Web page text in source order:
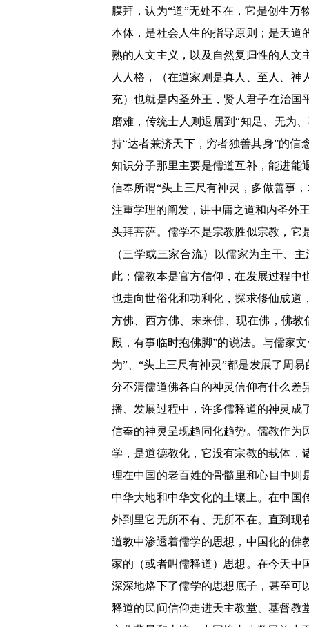
膜拜，认为“道”无处不在，它是创生
本体，是社会人生的指导原则；是天道
熟的人文主义，以及自然复归性的人文
人人格，（在道家则是真人、至人、
充）也就是内圣外王，贤人君子在治国
磨难，传统士人则退居到“知足、无为
持“达者兼济天下，穷者独善其身”的
知识分子那里主要是儒道互补，能进能
信奉所谓“头上三尺有神灵，多做善事
注重学理的阐发，讲中庸之道和内圣外
头拜菩萨。儒学不是宗教胜似宗教，它
（三学或三家合流）以儒家为主干、
此；儒教本是官方信仰，在发展过程
也走向世俗化和功利化，探求修仙成道
方佛、西方佛、未来佛、现在佛，佛
殿，有事临时抱佛脚”的说法。与儒家
为”、“头上三尺有神灵”都是发展了周
分不清儒道佛各自的神灵信仰有什么差
播、发展过程中，许多儒释道的神灵成
信奉的神灵呈现趋同化趋势。儒教作为
学，是道德教化，它没有宗教的载体，
理在中国的老百姓的骨髓里和心目中则
中华大地和中华文化的土壤上。在中国
外到里它无所不有、无所不在。直到现
道教中渗透着儒学的思想，中国化的佛
家的（或者叫儒释道）思想。在今天中
深深地烙下了儒学的思想底子，甚至可
释道的民间信仰走进天主教堂、基督教